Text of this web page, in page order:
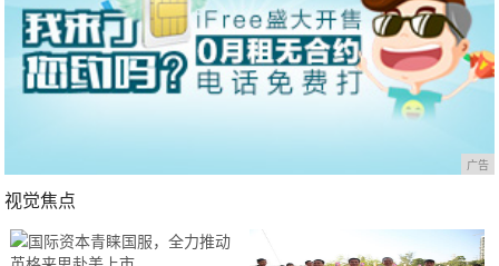
广告
视觉焦点